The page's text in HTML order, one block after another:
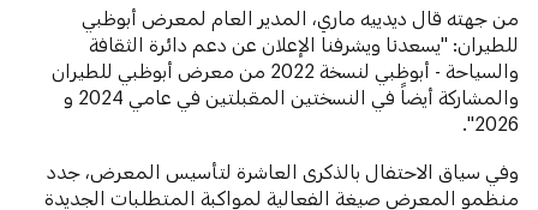
من جهته قال ديدييه ماري، المدير العام لمعرض أبوظبي
للطيران: "يسعدنا ويشرفنا الإعلان عن دعم دائرة الثقافة
والسياحة - أبوظبي لنسخة 2022 من معرض أبوظبي للطيران
والمشاركة أيضاً في النسختين المقبلتين في عامي 2024 و
2026".
وفي سياق الاحتفال بالذكرى العاشرة لتأسيس المعرض، جدد
منظمو المعرض صيغة الفعالية لمواكبة المتطلبات الجديدة